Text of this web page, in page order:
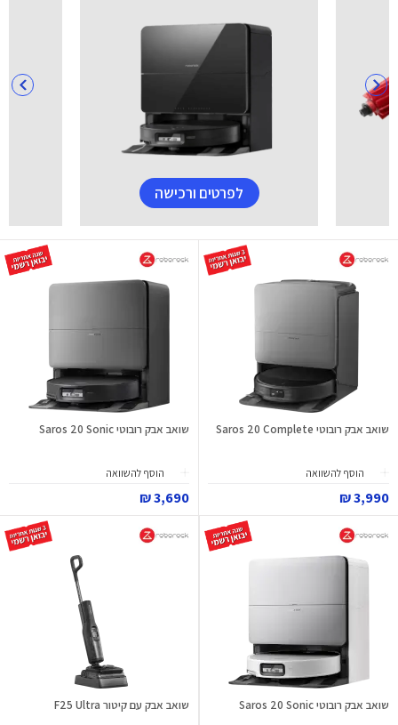
לפרטים ורכישה
שואב אבק רובוטי Saros 20 Complete
הוסף להשוואה
3,990 ₪
שואב אבק רובוטי Saros 20 Sonic
הוסף להשוואה
3,690 ₪
שואב אבק רובוטי Saros 20 Sonic שואב אבק עם קיטור F25 Ultra